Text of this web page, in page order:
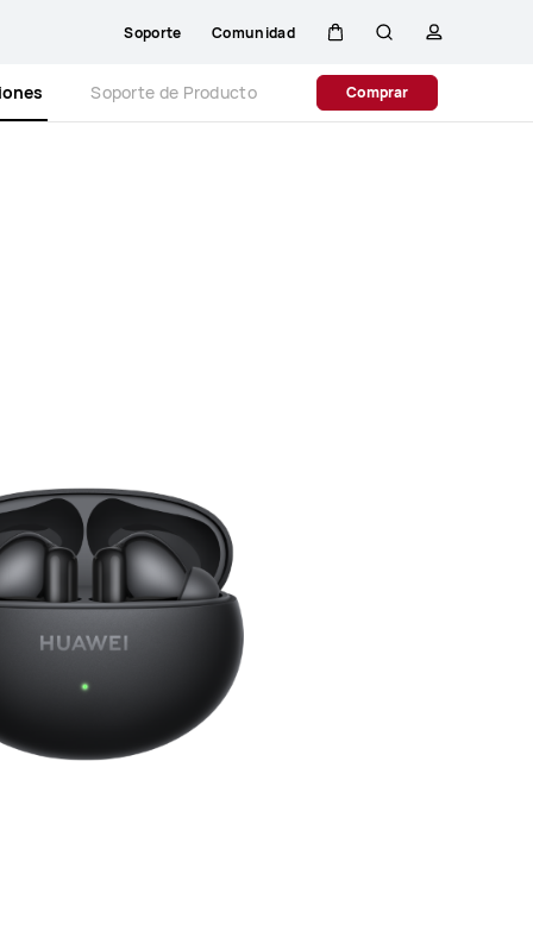
Soporte Comunidad
Soporte de Producto Comprar